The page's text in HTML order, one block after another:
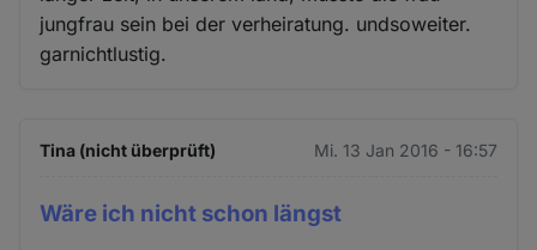
jungfrau sein bei der verheiratung. undsoweiter.
garnichtlustig.
Tina (nicht überprüft) Mi. 13 Jan 2016 - 16:57
Wäre ich nicht schon längst